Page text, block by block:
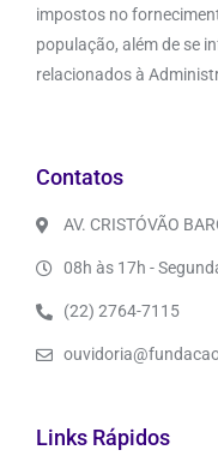
impostos no
população, além de se
relacionados à
Contatos
AV. CRISTÓVÃO
08h às 17h -
(22) 2764-7115
Links Rápidos